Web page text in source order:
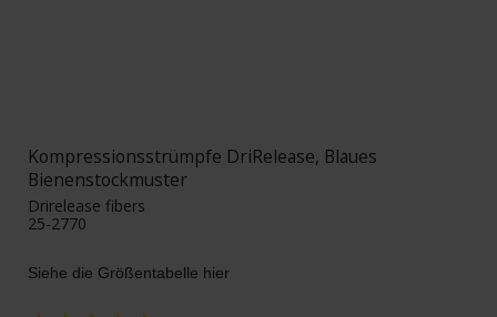
Kompressionsstrümpfe DriRelease, Blaues
Bienenstockmuster
Drirelease fibers
25-2770
Siehe die Größentabelle hier